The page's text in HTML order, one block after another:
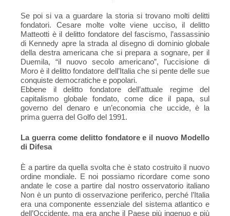
Se poi si va a guardare la storia si trovano molti delitti
fondatori. Cesare molte volte viene ucciso, il delitto
Matteotti è il delitto fondatore del fascismo, l’assassinio
di Kennedy apre la strada al disegno di dominio globale
della destra americana che si prepara a sognare, per il
Duemila, “il nuovo secolo americano”, l’uccisione di
Moro è il delitto fondatore dell’Italia che si pente delle sue
conquiste democratiche e popolari.
Ebbene il delitto fondatore dell’attuale regime del
capitalismo globale fondato, come dice il papa, sul
governo del denaro e un’economia che uccide, è la
prima guerra del Golfo del 1991.
La guerra come delitto fondatore e il nuovo Modello
di Difesa
È a partire da quella svolta che è stato costruito il nuovo
ordine mondiale. E noi possiamo ricordare come sono
andate le cose a partire dal nostro osservatorio italiano
Non è un punto di osservazione periferico, perché l’Italia
era una componente essenziale del sistema atlantico e
dell’Occidente, ma era anche il Paese più ingenuo e più